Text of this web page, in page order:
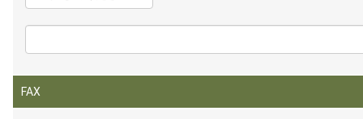
FAX